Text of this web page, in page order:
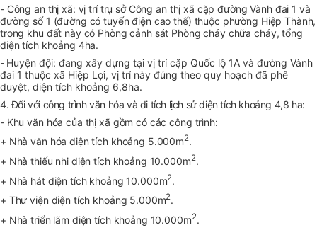
- Công an thị xã: vị trí trụ sở Công an thị xã cặp đường Vành đai 1 và
đường số 1 (đường có tuyến điện cao thế) thuộc phường Hiệp Thành,
trong khu đất này có Phòng cảnh sát Phòng cháy chữa cháy, tổng
diện tích khoảng 4ha.
- Huyện đội: đang xây dựng tại vị trí cặp Quốc lộ 1A và đường Vành
đai 1 thuộc xã Hiệp Lợi, vị trí này đúng theo quy hoạch đã phê
duyệt, diện tích khoảng 6,8ha.
4. Đối với công trình văn hóa và di tích lịch sử diện tích khoảng 4,8 ha:
- Khu văn hóa của thị xã gồm có các công trình:
+ Nhà văn hóa diện tích khoảng 5.000m2.
+ Nhà thiếu nhi diện tích khoảng 10.000m2.
+ Nhà hát diện tích khoảng 10.000m2.
+ Thư viện diện tích khoảng 5.000m2.
+ Nhà triển lãm diện tích khoảng 10.000m2.